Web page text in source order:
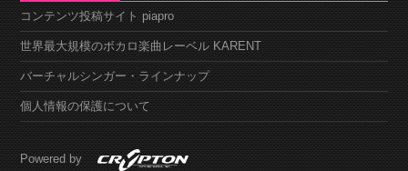
コンテンツ投稿サイト piapro
世界最大規模のボカロ楽曲レーベル KARENT
バーチャルシンガー・ラインナップ
個人情報の保護について
Powered by